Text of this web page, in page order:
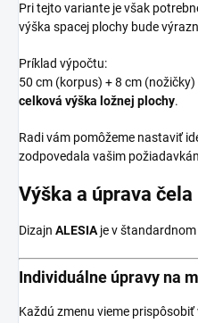
Pri tejto variante je však
výška spacej plochy bude
Príklad výpočtu:
50 cm (korpus) + 8 cm
celková výška ložnej plochy.
Radi vám pomôžeme nastaviť
zodpovedala vašim
Výška a úprava
Dizajn ALESIAje v štandardnom
Individuálne úpravy na
Každú zmenu vieme